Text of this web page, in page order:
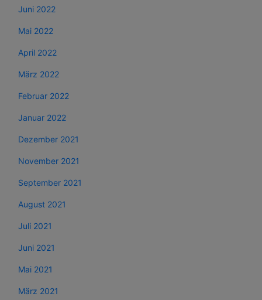
Juni 2022
Mai 2022
April 2022
März 2022
Februar 2022
Januar 2022
Dezember 2021
November 2021
September 2021
August 2021
Juli 2021
Juni 2021
Mai 2021
März 2021